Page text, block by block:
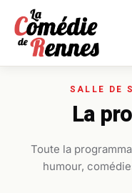
Passer au contenu
La
Toute la
humour,